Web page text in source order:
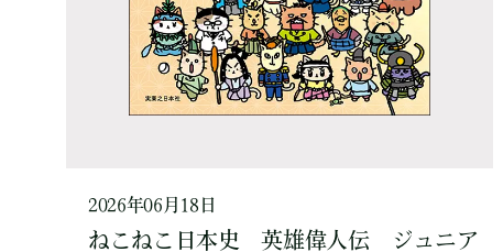
2026年06月18日
ねこねこ日本史 英雄偉人伝 ジュニア